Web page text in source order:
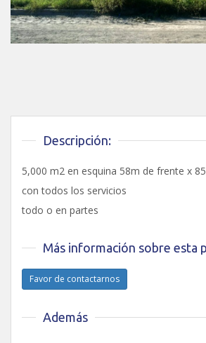
Descripción:
5,000 m2 en esquina 58m de frente x
con todos los servicios
todo o en partes
Más información sobre esta
Favor de contactarnos
Además